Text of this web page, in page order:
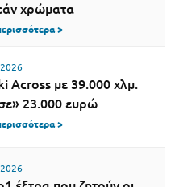
χρώματα
>
Across με 39.000 χλμ.
23.000 ευρώ
>